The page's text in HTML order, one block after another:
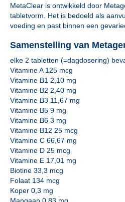
MetaClear is ontwikkeld door
tabletvorm. Het is bedoeld als
voeding en past binnen een
Samenstelling van
elke 2 tabletten (=dagdosering)
Vitamine A 125 mcg
Vitamine B1 2,10 mg
Vitamine B2 2,40 mg
Vitamine B3 11,67 mg
Vitamine B5 9 mg
Vitamine B6 3 mg
Vitamine B12 25 mcg
Vitamine C 66,67 mg
Vitamine D 25 mcg
Vitamine E 17,01 mg
Biotine 33,3 mcg
Folaat 134 mcg
Koper 0,3 mg